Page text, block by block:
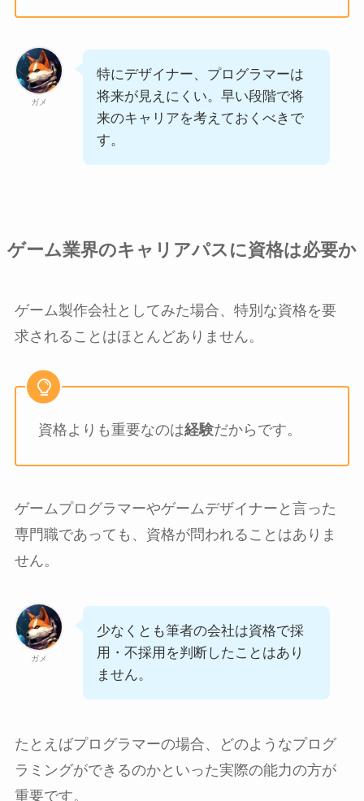
ガメ
特にデザイナー、プログラマーは
将来が見えにくい。早い段階で将
来のキャリアを考えておくべきで
す。
ゲーム業界のキャリアパスに資格は必要か
ゲーム製作会社としてみた場合、特別な資格を要
求されることはほとんどありません。
資格よりも重要なのは経験だからです。
ゲームプログラマーやゲームデザイナーと言った
専門職であっても、資格が問われることはありま
せん。
ガメ
少なくとも筆者の会社は資格で採
用・不採用を判断したことはあり
ません。
たとえばプログラマーの場合、どのようなプログ
ラミングができるのかといった実際の能力の方が
重要です。